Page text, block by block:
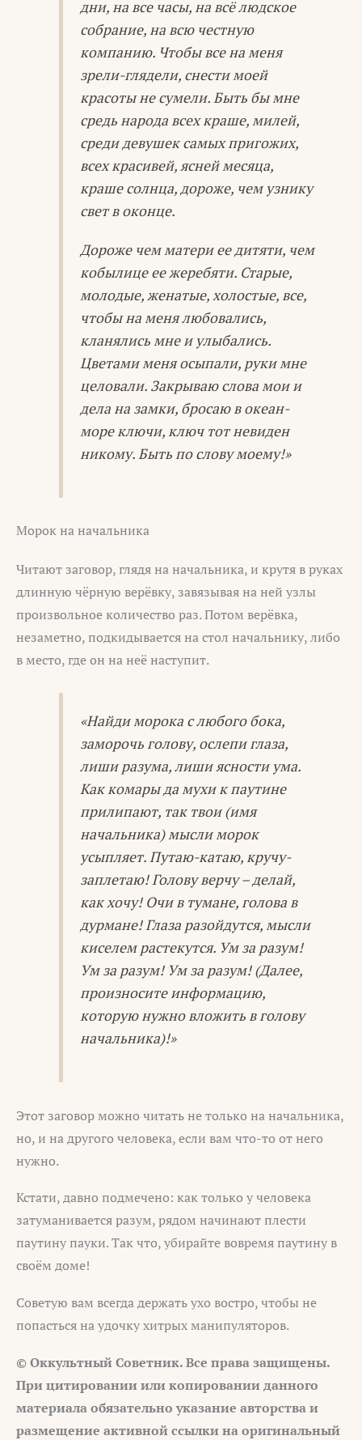
дни, на все часы, на всё людское
собрание, на всю честную
компанию. Чтобы все на меня
зрели-глядели, снести моей
красоты не сумели. Быть бы мне
средь народа всех краше, милей,
среди девушек самых пригожих,
всех красивей, ясней месяца,
краше солнца, дороже, чем узнику
свет в оконце.
Дороже чем матери ее дитяти, чем
кобылице ее жеребяти. Старые,
молодые, женатые, холостые, все,
чтобы на меня любовались,
кланялись мне и улыбались.
Цветами меня осыпали, руки мне
целовали. Закрываю слова мои и
дела на замки, бросаю в океан-
море ключи, ключ тот невиден
никому. Быть по слову моему!»
Морок на начальника
Читают заговор, глядя на начальника, и крутя в руках
длинную чёрную верёвку, завязывая на ней узлы
произвольное количество раз. Потом верёвка,
незаметно, подкидывается на стол начальнику, либо
в место, где он на неё наступит.
«Найди морока с любого бока,
заморочь голову, ослепи глаза,
лиши разума, лиши ясности ума.
Как комары да мухи к паутине
прилипают, так твои (имя
начальника) мысли морок
усыпляет. Путаю-катаю, кручу-
заплетаю! Голову верчу – делай,
как хочу! Очи в тумане, голова в
дурмане! Глаза разойдутся, мысли
киселем растекутся. Ум за разум!
Ум за разум! Ум за разум! (Далее,
произносите информацию,
которую нужно вложить в голову
начальника)!»
Этот заговор можно читать не только на начальника,
но, и на другого человека, если вам что-то от него
нужно.
Кстати, давно подмечено: как только у человека
затуманивается разум, рядом начинают плести
паутину пауки. Так что, убирайте вовремя паутину в
своём доме!
Советую вам всегда держать ухо востро, чтобы не
попасться на удочку хитрых манипуляторов.
© Оккультный Советник. Все права защищены.
При цитировании или копировании данного
материала обязательно указание авторства и
размещение активной ссылки на оригинальный